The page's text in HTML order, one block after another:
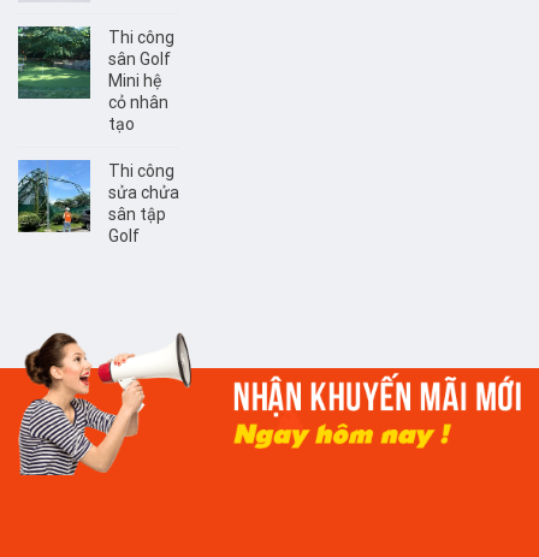
Thi công
sân Golf
Mini hệ
cỏ nhân
tạo
Thi công
sửa chửa
sân tập
Golf